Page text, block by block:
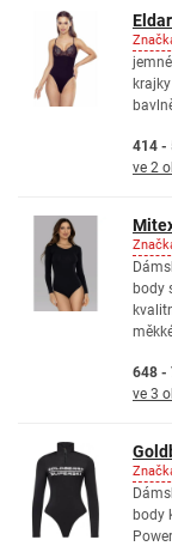
414 -
ve 2
body
648 -
ve 3
body